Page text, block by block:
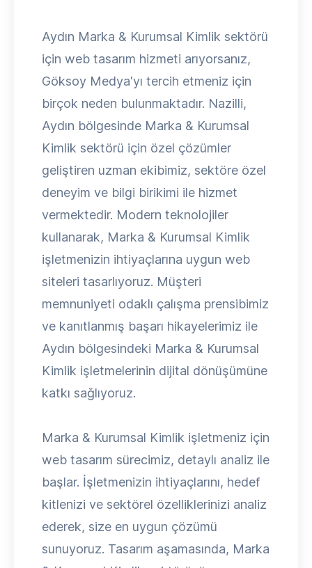
Aydın Marka & Kurumsal Kimlik sektörü
için web tasarım hizmeti arıyorsanız,
Göksoy Medya'yı tercih etmeniz için
birçok neden bulunmaktadır. Nazilli,
Aydın bölgesinde Marka & Kurumsal
Kimlik sektörü için özel çözümler
geliştiren uzman ekibimiz, sektöre özel
deneyim ve bilgi birikimi ile hizmet
vermektedir. Modern teknolojiler
kullanarak, Marka & Kurumsal Kimlik
işletmenizin ihtiyaçlarına uygun web
siteleri tasarlıyoruz. Müşteri
memnuniyeti odaklı çalışma prensibimiz
ve kanıtlanmış başarı hikayelerimiz ile
Aydın bölgesindeki Marka & Kurumsal
Kimlik işletmelerinin dijital dönüşümüne
katkı sağlıyoruz.
Marka & Kurumsal Kimlik işletmeniz için
web tasarım sürecimiz, detaylı analiz ile
başlar. İşletmenizin ihtiyaçlarını, hedef
kitlenizi ve sektörel özelliklerinizi analiz
ederek, size en uygun çözümü
sunuyoruz. Tasarım aşamasında, Marka